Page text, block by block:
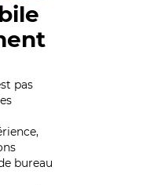
pas
bureau